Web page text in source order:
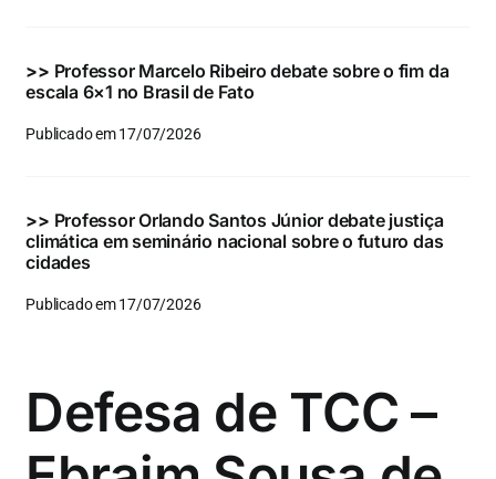
>> Professor Marcelo Ribeiro debate sobre o fim da
escala 6×1 no Brasil de Fato
Publicado em 17/07/2026
>> Professor Orlando Santos Júnior debate justiça
climática em seminário nacional sobre o futuro das
cidades
Publicado em 17/07/2026
Defesa de TCC –